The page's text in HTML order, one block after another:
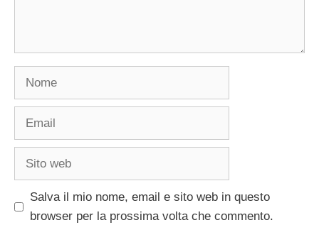
Nome
Email
Sito
Salva il mio nome, email e sito web in questo
browser per la prossima volta che commento.